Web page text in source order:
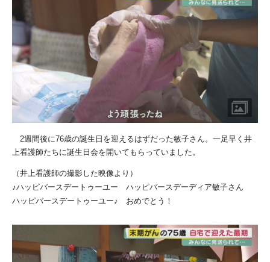
2週間後に76歳の誕生日を迎えるはずだった敏子さん。一足早く井
上看護師たちに誕生日会を開いてもらっていました。
（井上看護師の撮影した映像より）
♪ハッピバースデートゥーユー ハッピバースデーディア敏子さん
ハッピバースデートゥーユー♪ おめでとう！